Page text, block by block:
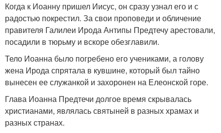
Когда к Иоанну пришел Иисус, он сразу узнал его и с
радостью покрестил. За свои проповеди и обличение
правителя Галилеи Ирода Антипы Предтечу арестовали,
посадили в тюрьму и вскоре обезглавили.
Тело Иоанна было погребено его учениками, а голову
жена Ирода спрятала в кувшине, который был тайно
вынесен ее служанкой и захоронен на Елеонской горе.
Глава Иоанна Предтечи долгое время скрывалась
христианами, являлась святыней в разных храмах и
разных странах.